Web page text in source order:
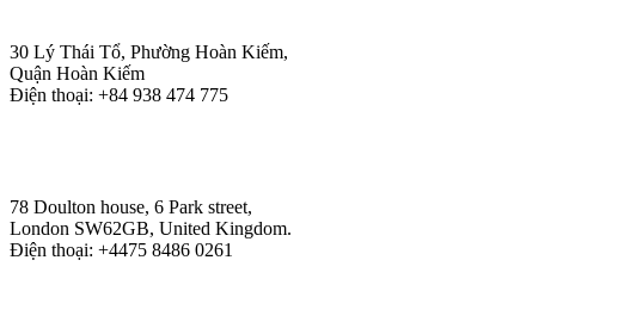
30 Lý Thái Tổ, Phường Hoàn Kiếm,
Quận Hoàn Kiếm
Điện thoại: +84 938 474 775
78 Doulton house, 6 Park street,
London SW62GB, United Kingdom.
Điện thoại: +4475 8486 0261